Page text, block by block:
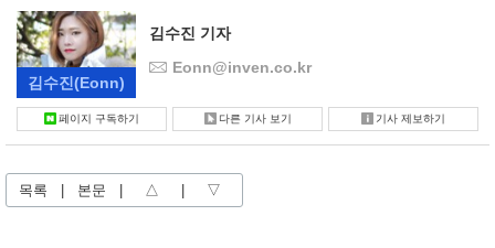
김수진 (Eonn)
김수진 기자
Eonn@inven.co.kr
페이지 구독하기 다른 기사 보기 기사 제보하기
목록 본문 △ ▽